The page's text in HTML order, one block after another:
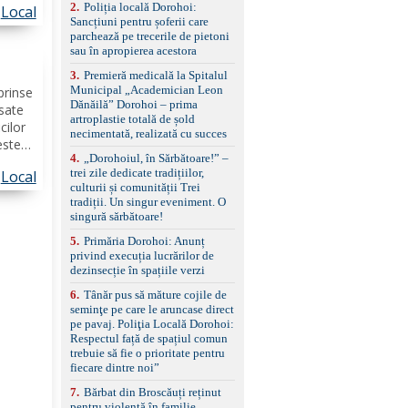
Local
în
Local
reglaj lombar electric
pentru șofer și pasager
Volan multifuncțional
îmbrăcat în piele, cu
treptelor Adaptive cruise
control, asistent
schimbare bandă și
menținere bandă Faruri
bi-xenon adaptive cu
funcție Cornering,
asistent fază lungă
automată , lumini de zi
LED, proiectoare ceață
LED, spălătoare faruri
față/spate, cameră
marșarier Keyless entry
& start, geamuri electrice
electrice, încălzite și
rabatabile Sistem hands-
free, Bluetooth, USB
Sistem start/stop, frână
de parcare electrică,
anvelope vară runflat
Control presiune pneuri,
filtru de particule,
2. Poliția locală Dorohoi:
Sancțiuni pentru șoferii care
parchează pe trecerile de pietoni
sau în apropierea acestora
3. Premieră medicală la Spitalul
Municipal „Academician Leon
Dănăilă” Dorohoi – prima
artroplastie totală de șold
necimentată, realizată cu succes
4.
„Dorohoiul, în Sărbătoare!” –
trei zile dedicate tradițiilor,
culturii și comunității Trei
tradiții. Un singur eveniment. O
singură sărbătoare!
5. Primăria Dorohoi: Anunț
privind execuția lucrărilor de
dezinsecție în spațiile verzi
6. Tânăr pus să măture cojile de
seminţe pe care le aruncase direct
pe pavaj. Poliţia Locală Dorohoi:
Respectul față de spațiul comun
trebuie să fie o prioritate pentru
fiecare dintre noi”
7. Bărbat din Broscăuți reținut